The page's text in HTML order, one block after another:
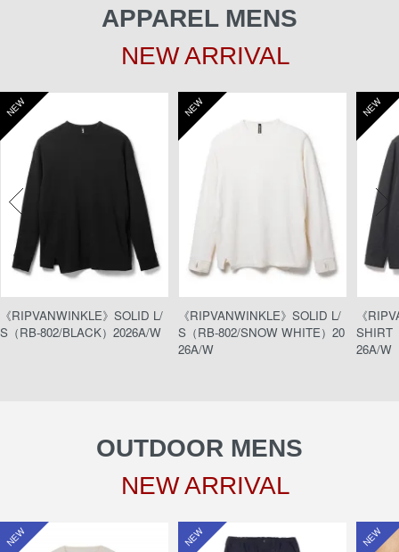
APPAREL MENS
NEW ARRIVAL
NEW
《RIPVANWINKLE》SOLID L/
S（RB-802/BLACK）2026A/W
NEW
《RIPVANWINKLE》SOLID L/
S（RB-802/SNOW WHITE）20
26A/W
NEW
《
SHIRT
26A/W
OUTDOOR MENS
NEW ARRIVAL
NEW NEW NEW